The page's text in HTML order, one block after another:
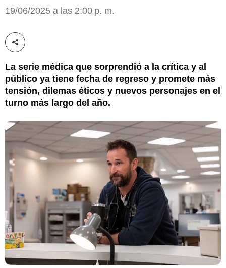
19/06/2025 a las 2:00 p. m.
Compartir esta noticia
La serie médica que sorprendió a la crítica y al
público ya tiene fecha de regreso y promete más
tensión, dilemas éticos y nuevos personajes en el
turno más largo del año.